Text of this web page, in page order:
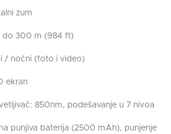
zum
do 300 m (984 ft)
/ noćni (foto i video)
ekran
850nm, podešavanje u 7 nivoa
punjiva baterija (2500 mAh), punjenje